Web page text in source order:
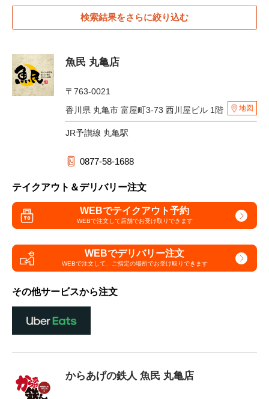
検索結果をさらに絞り込む
魚民 丸亀店
〒763-0021
香川県 丸亀市 富屋町3-73 西川屋ビル 1階
地図
JR予讃線 丸亀駅
0877-58-1688
テイクアウト＆デリバリー注文
WEBでテイクアウト予約
WEBで注文して店舗でお受け取りできます
WEBでデリバリー注文
WEBで注文して、 ご指定の場所でお受け取りできます
その他サービスから注文
からあげの鉄人 魚民 丸亀店